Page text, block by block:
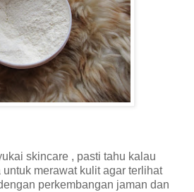
skincare , pasti tahu kalau
merawat kulit agar terlihat
perkembangan jaman dan